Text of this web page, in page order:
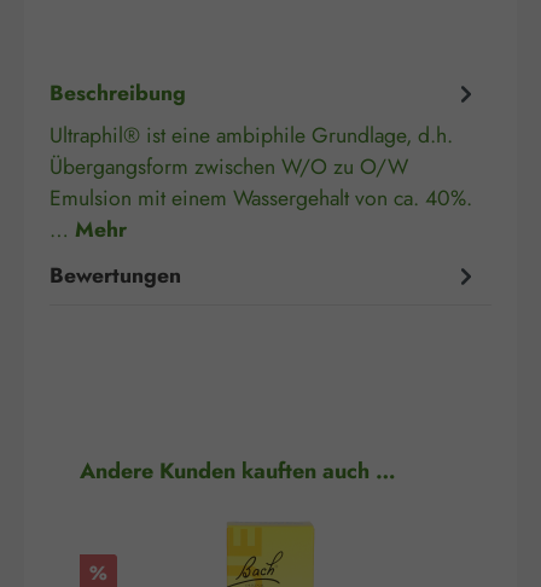
Beschreibung
Ultraphil® ist eine ambiphile Grundlage, d.h.
Übergangsform zwischen W/O zu O/W
Emulsion mit einem Wassergehalt von ca. 40%.
… Mehr
Bewertungen
Produktgalerie überspringen
Andere Kunden kauften auch …
Rabatt
%